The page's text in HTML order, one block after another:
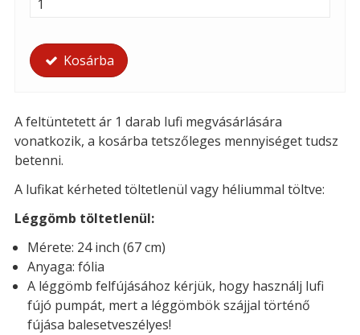
Kosárba
A feltüntetett ár 1 darab lufi megvásárlására
vonatkozik, a kosárba tetszőleges mennyiséget tudsz
betenni.
A lufikat kérheted töltetlenül vagy héliummal töltve:
Léggömb töltetlenül:
Mérete: 24 inch (67 cm)
Anyaga: fólia
A léggömb felfújásához kérjük, hogy használj lufi
fújó pumpát, mert a léggömbök szájjal történő
fújása balesetveszélyes!